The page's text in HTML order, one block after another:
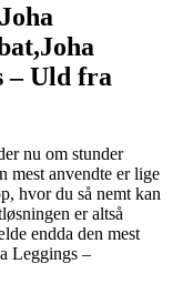
– Uld fra
nu om stunder
mest anvendte er lige
hvor du så nemt kan
er altså
endda den mest
Leggings –